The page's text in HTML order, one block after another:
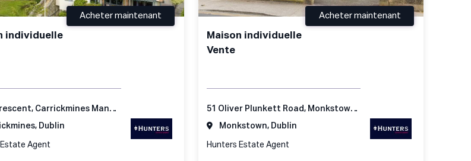
individuelle
Acheter maintenant
1 The Crescent, Carrickmines Manor, Carrickmines, Dublin 18
Dublin
Agent
Maison individuelle
Vente
Acheter maintenant
51 Oliver Plunkett Road, Monkstown, Co Dublin
Monkstown, Dublin
Hunters Estate Agent